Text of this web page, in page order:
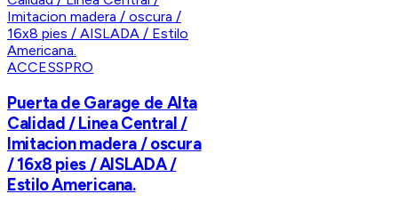
ACCESSPRO
Puerta de Garage de Alta
Calidad / Linea Central /
Imitacion madera / oscura
/ 16x8 pies / AISLADA /
Estilo Americana.